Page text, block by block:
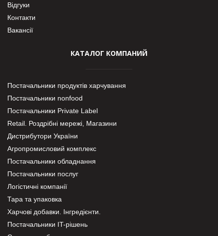
Відгуки
Контакти
Вакансії
КАТАЛОГ КОМПАНИЙ
Постачальники продуктів харчування
Постачальники nonfood
Постачальники Private Label
Retail. Роздрібні мережі, Магазини
Дистрибутори України
Агропромисловий комплекс
Постачальники обладнання
Постачальники послуг
Логістичні компанії
Тара та упаковка
Харчові добавки. Інгредієнти.
Постачальники IT-рішень